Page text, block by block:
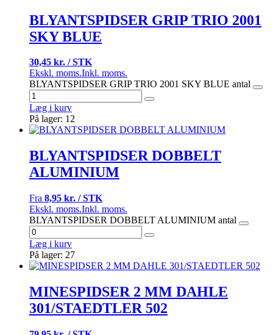
BLYANTSPIDSER GRIP TRIO 2001
SKY BLUE
30,45 kr. / STK
Ekskl. moms.Inkl. moms.
BLYANTSPIDSER GRIP TRIO 2001 SKY BLUE antal
Læg i kurv
På lager: 12
BLYANTSPIDSER DOBBELT
ALUMINIUM
Fra 8,95 kr. / STK
Ekskl. moms.Inkl. moms.
BLYANTSPIDSER DOBBELT ALUMINIUM antal
Læg i kurv
På lager: 27
MINESPIDSER 2 MM DAHLE
301/STAEDTLER 502